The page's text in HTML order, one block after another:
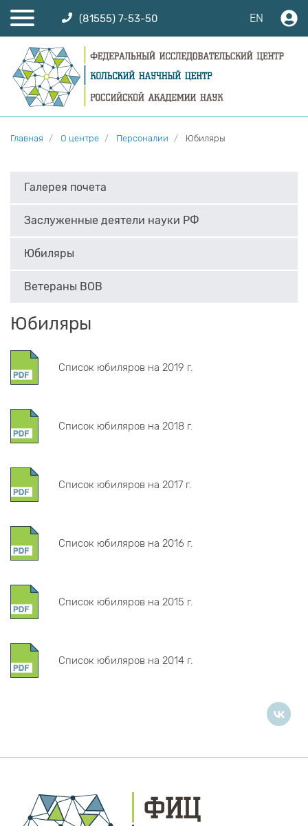
(81555) 7-53-50 EN
Главная О центре Персоналии Юбиляры
Галерея почета
Заслуженные деятели науки РФ
Юбиляры
Ветераны ВОВ
Юбиляры
Список юбиляров на 2019 г.
Список юбиляров на 2018 г.
Список юбиляров на 2017 г.
Список юбиляров на 2016 г.
Список юбиляров на 2015 г.
Список юбиляров на 2014 г.